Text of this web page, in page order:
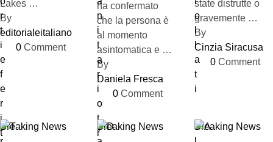
Lakes …
By
editorialeitaliano
0 Comment
ha confermato
che la persona è
al momento
asintomatica e …
By
Daniela Fresca
0 Comment
state distrutte o
gravemente …
By
Cinzia Siracusa
0 Comment
Breaking News
Breaking News
Breaking News